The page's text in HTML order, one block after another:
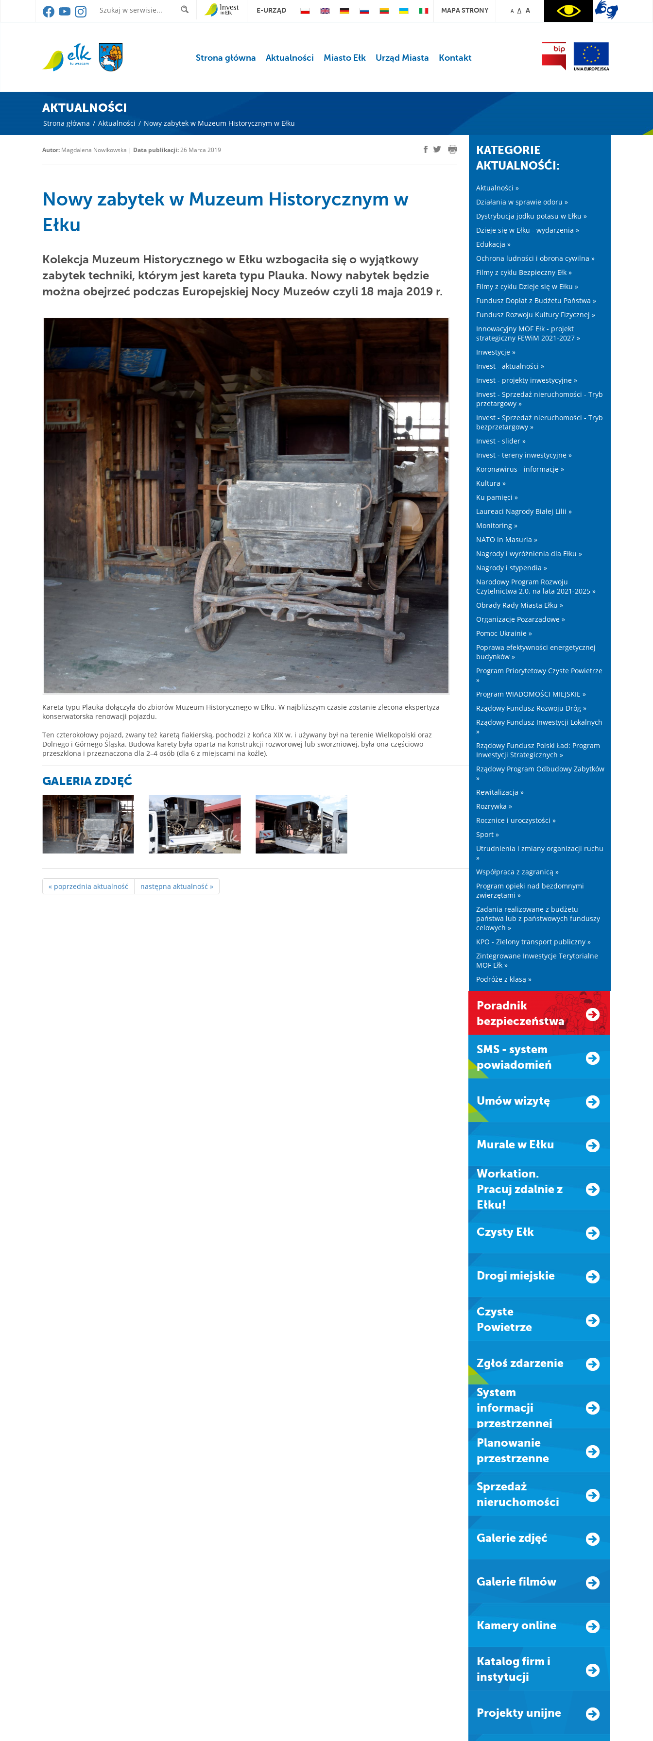
E-URZĄD MAPA STRONY A A A
Strona główna Aktualności Miasto Ełk Urząd Miasta Kontakt
AKTUALNOŚCI
Strona główna / Aktualności / Nowy zabytek w Muzeum Historycznym w Ełku
Autor: Magdalena Nowikowska | Data publikacji:26 Marca 2019
Nowy zabytek w Muzeum Historycznym w
Ełku
Kolekcja Muzeum Historycznego w Ełku wzbogaciła się o wyjątkowy
zabytek techniki, którym jest kareta typu Plauka. Nowy nabytek będzie
można obejrzeć podczas Europejskiej Nocy Muzeów czyli 18 maja 2019 r.
Kareta typu Plauka dołączyła do zbiorów Muzeum Historycznego w Ełku. W najbliższym czasie zostanie zlecona ekspertyza
konserwatorska renowacji pojazdu.
Ten czterokołowy pojazd, zwany też karetą fiakierską, pochodzi z końca XIX w. i używany był na terenie Wielkopolski oraz
Dolnego i Górnego Śląska. Budowa karety była oparta na konstrukcji rozworowej lub sworzniowej, była ona częściowo
przeszklona i przeznaczona dla 2–4 osób (dla 6 z miejscami na koźle).
GALERIA ZDJĘĆ
« poprzednia aktualność następna aktualność »
KATEGORIE
AKTUALNOŚĆI:
Aktualności »
Działania w sprawie odoru »
Dystrybucja jodku potasu w Ełku »
Dzieje się w Ełku - wydarzenia »
Edukacja »
Ochrona ludności i obrona cywilna »
Filmy z cyklu Bezpieczny Ełk »
Filmy z cyklu Dzieje się w Ełku »
Fundusz Dopłat z Budżetu Państwa »
Fundusz Rozwoju Kultury Fizycznej »
Innowacyjny MOF Ełk - projekt
strategiczny FEWiM 2021-2027 »
Inwestycje »
Invest - aktualności »
Invest - projekty inwestycyjne »
Invest - Sprzedaż nieruchomości - Tryb
przetargowy »
Invest - Sprzedaż nieruchomości - Tryb
bezprzetargowy »
Invest - slider »
Invest - tereny inwestycyjne »
Koronawirus - informacje »
Kultura »
Ku pamięci »
Laureaci Nagrody Białej Lilii »
Monitoring »
NATO in Masuria »
Nagrody i wyróżnienia dla Ełku »
Nagrody i stypendia »
Narodowy Program Rozwoju
Czytelnictwa 2.0. na lata 2021-2025 »
Obrady Rady Miasta Ełku »
Organizacje Pozarządowe »
Pomoc Ukrainie »
Poprawa efektywności energetycznej
budynków »
Program Priorytetowy Czyste Powietrze
»
Program WIADOMOŚCI MIEJSKIE »
Rządowy Fundusz Rozwoju Dróg »
Rządowy Fundusz Inwestycji Lokalnych
»
Rządowy Fundusz Polski Ład: Program
Inwestycji Strategicznych »
Rządowy Program Odbudowy Zabytków
»
Rewitalizacja »
Rozrywka »
Rocznice i uroczystości »
Sport »
Utrudnienia i zmiany organizacji ruchu
»
Współpraca z zagranicą »
Program opieki nad bezdomnymi
zwierzętami »
Zadania realizowane z budżetu
państwa lub z państwowych funduszy
celowych »
KPO - Zielony transport publiczny »
Zintegrowane Inwestycje Terytorialne
MOF Ełk »
Podróże z klasą »
Poradnik
bezpieczeństwa
SMS - system
powiadomień
Umów wizytę
Murale w Ełku
Workation.
Pracuj zdalnie z
Ełku!
Czysty Ełk
Drogi miejskie
Czyste
Powietrze
Zgłoś zdarzenie
system
informacji
przestrzennej
Planowanie
przestrzenne
Sprzedaż
nieruchomości
Galerie zdjęć
Galerie filmów
Kamery online
Katalog firm i
instytucji
Projekty unijne